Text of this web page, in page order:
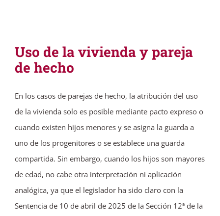
Uso de la vivienda y pareja
de hecho
En los casos de parejas de hecho, la atribución del uso
de la vivienda solo es posible mediante pacto expreso o
cuando existen hijos menores y se asigna la guarda a
uno de los progenitores o se establece una guarda
compartida. Sin embargo, cuando los hijos son mayores
de edad, no cabe otra interpretación ni aplicación
analógica, ya que el legislador ha sido claro con la
Sentencia de 10 de abril de 2025 de la Sección 12ª de la